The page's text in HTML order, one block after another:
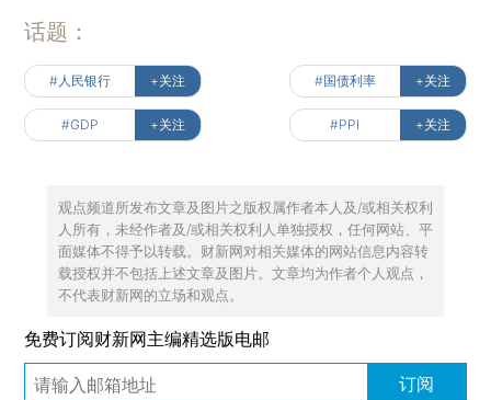
话题：
#人民银行 +关注 #国债利率 +关注
#GDP +关注 #PPI +关注
观点频道所发布文章及图片之版权属作者本人及/或相关权利
人所有，未经作者及/或相关权利人单独授权，任何网站、平
面媒体不得予以转载。财新网对相关媒体的网站信息内容转
载授权并不包括上述文章及图片。文章均为作者个人观点，
不代表财新网的立场和观点。
免费订阅财新网主编精选版电邮
订阅